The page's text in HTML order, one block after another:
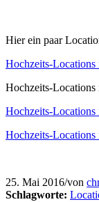
Hier ein paar
Hochzeits-
Hochzeits-Locations
Hochzeits-
Hochzeits-
25. Mai 2016/von
Schlagworte: